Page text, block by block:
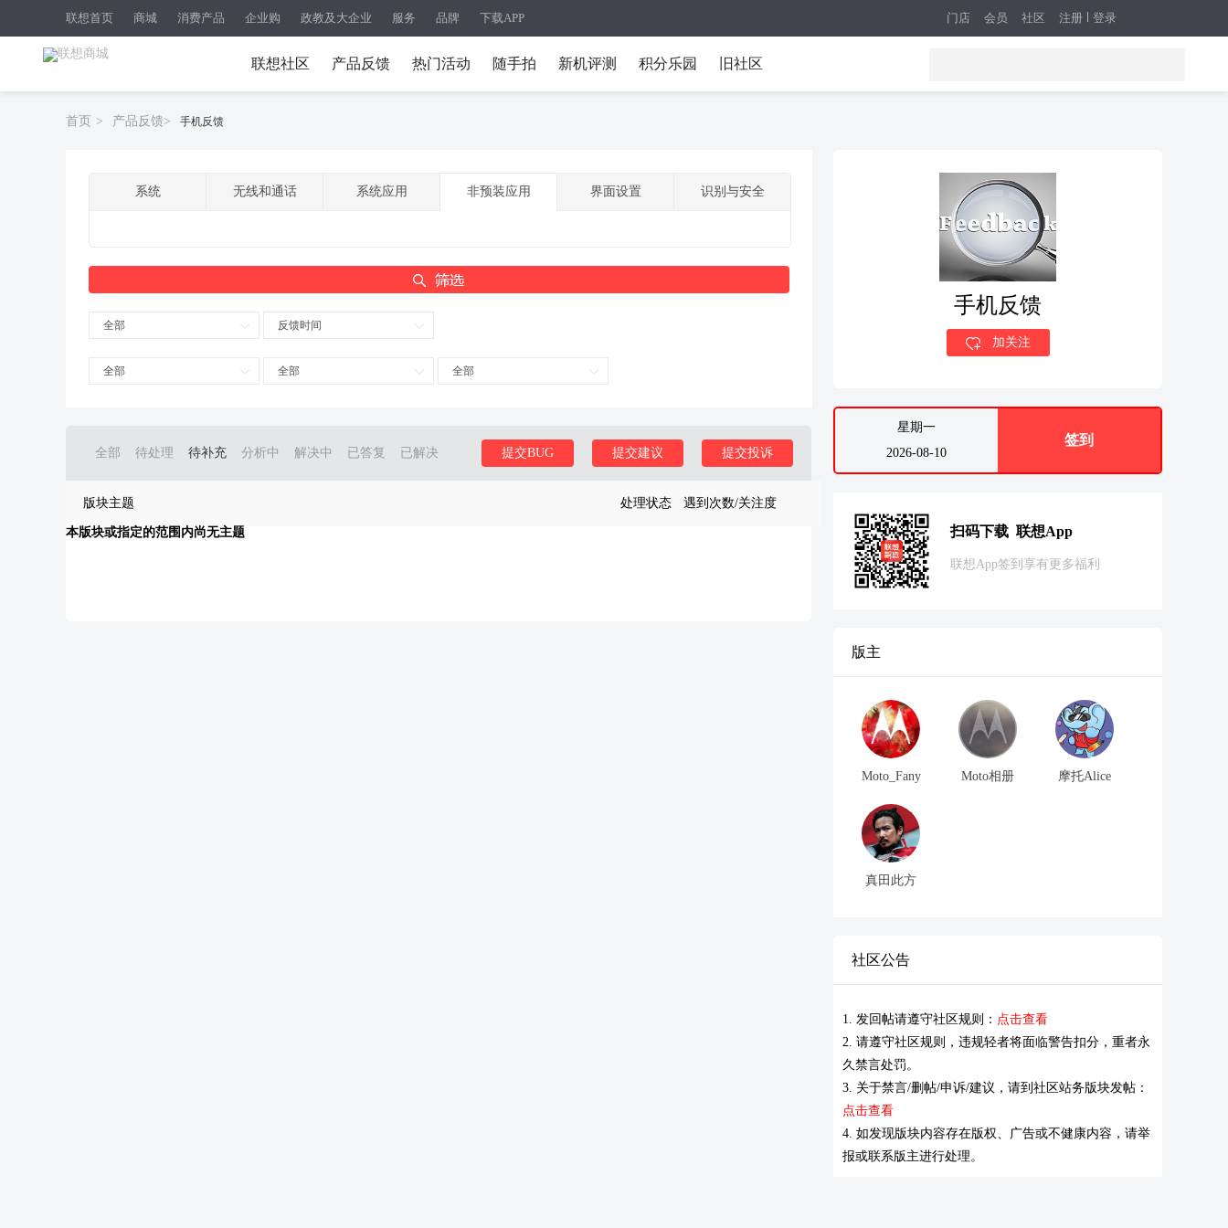
联想首页 商城 消费产品 企业购 政教及大企业 服务 品牌 下载APP 注册 登录
门店 会员 社区
联想社区 产品反馈 热门活动 随手拍 新机评测 积分乐园 旧社区
首页 > 产品反馈> 手机反馈
系统 无线和通话 系统应用 非预装应用 界面设置 识别与安全
全部 反馈时间
全部 全部 全部
全部 待处理 待补充 分析中 解决中 已答复 已解决 提交投诉
提交建议
提交BUG
版块主题 处理状态 遇到次数/关注度
本版块或指定的范围内尚无主题
手机反馈
加关注
星期一
2026-08-10
签到
扫码下载 联想App
联想App签到享有更多福利
版主
Moto_Fany Moto相册 摩托Alice
真田此方
社区公告
1. 发回帖请遵守社区规则： 点击查看
2. 请遵守社区规则，违规轻者将面临警告扣分，重者永
久禁言处罚。
3. 关于禁言/删帖/申诉/建议，请到社区站务版块发帖：
点击查看
4. 如发现版块内容存在版权、广告或不健康内容，请举
报或联系版主进行处理。